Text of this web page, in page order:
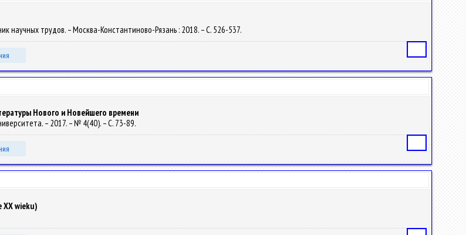
научных трудов. – Москва-Константиново-Рязань : 2018. – С. 526-537.
Нового и Новейшего времени
– 2017. – № 4(40). – С. 73-89.
XX wieku)